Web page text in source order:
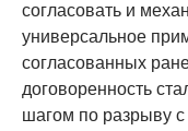
согласовать и
универсальное
согласованных
договоренность
шагом по разрыву с